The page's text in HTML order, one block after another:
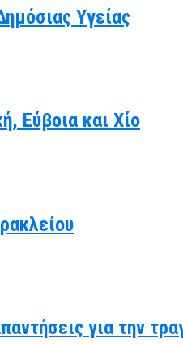
Υγείας
Εύβοια και Χίο
για την